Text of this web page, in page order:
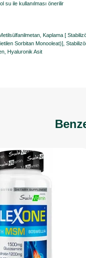
su ile kullanılması önerilir
Kaplama [
Sorbitan Monooleat)],
Hyaluronik Asit